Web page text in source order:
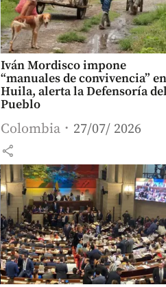
Iván Mordisco impone
“manuales de convivencia” en
Huila, alerta la Defensoría
Pueblo
Colombia 27/07/ 2026
share